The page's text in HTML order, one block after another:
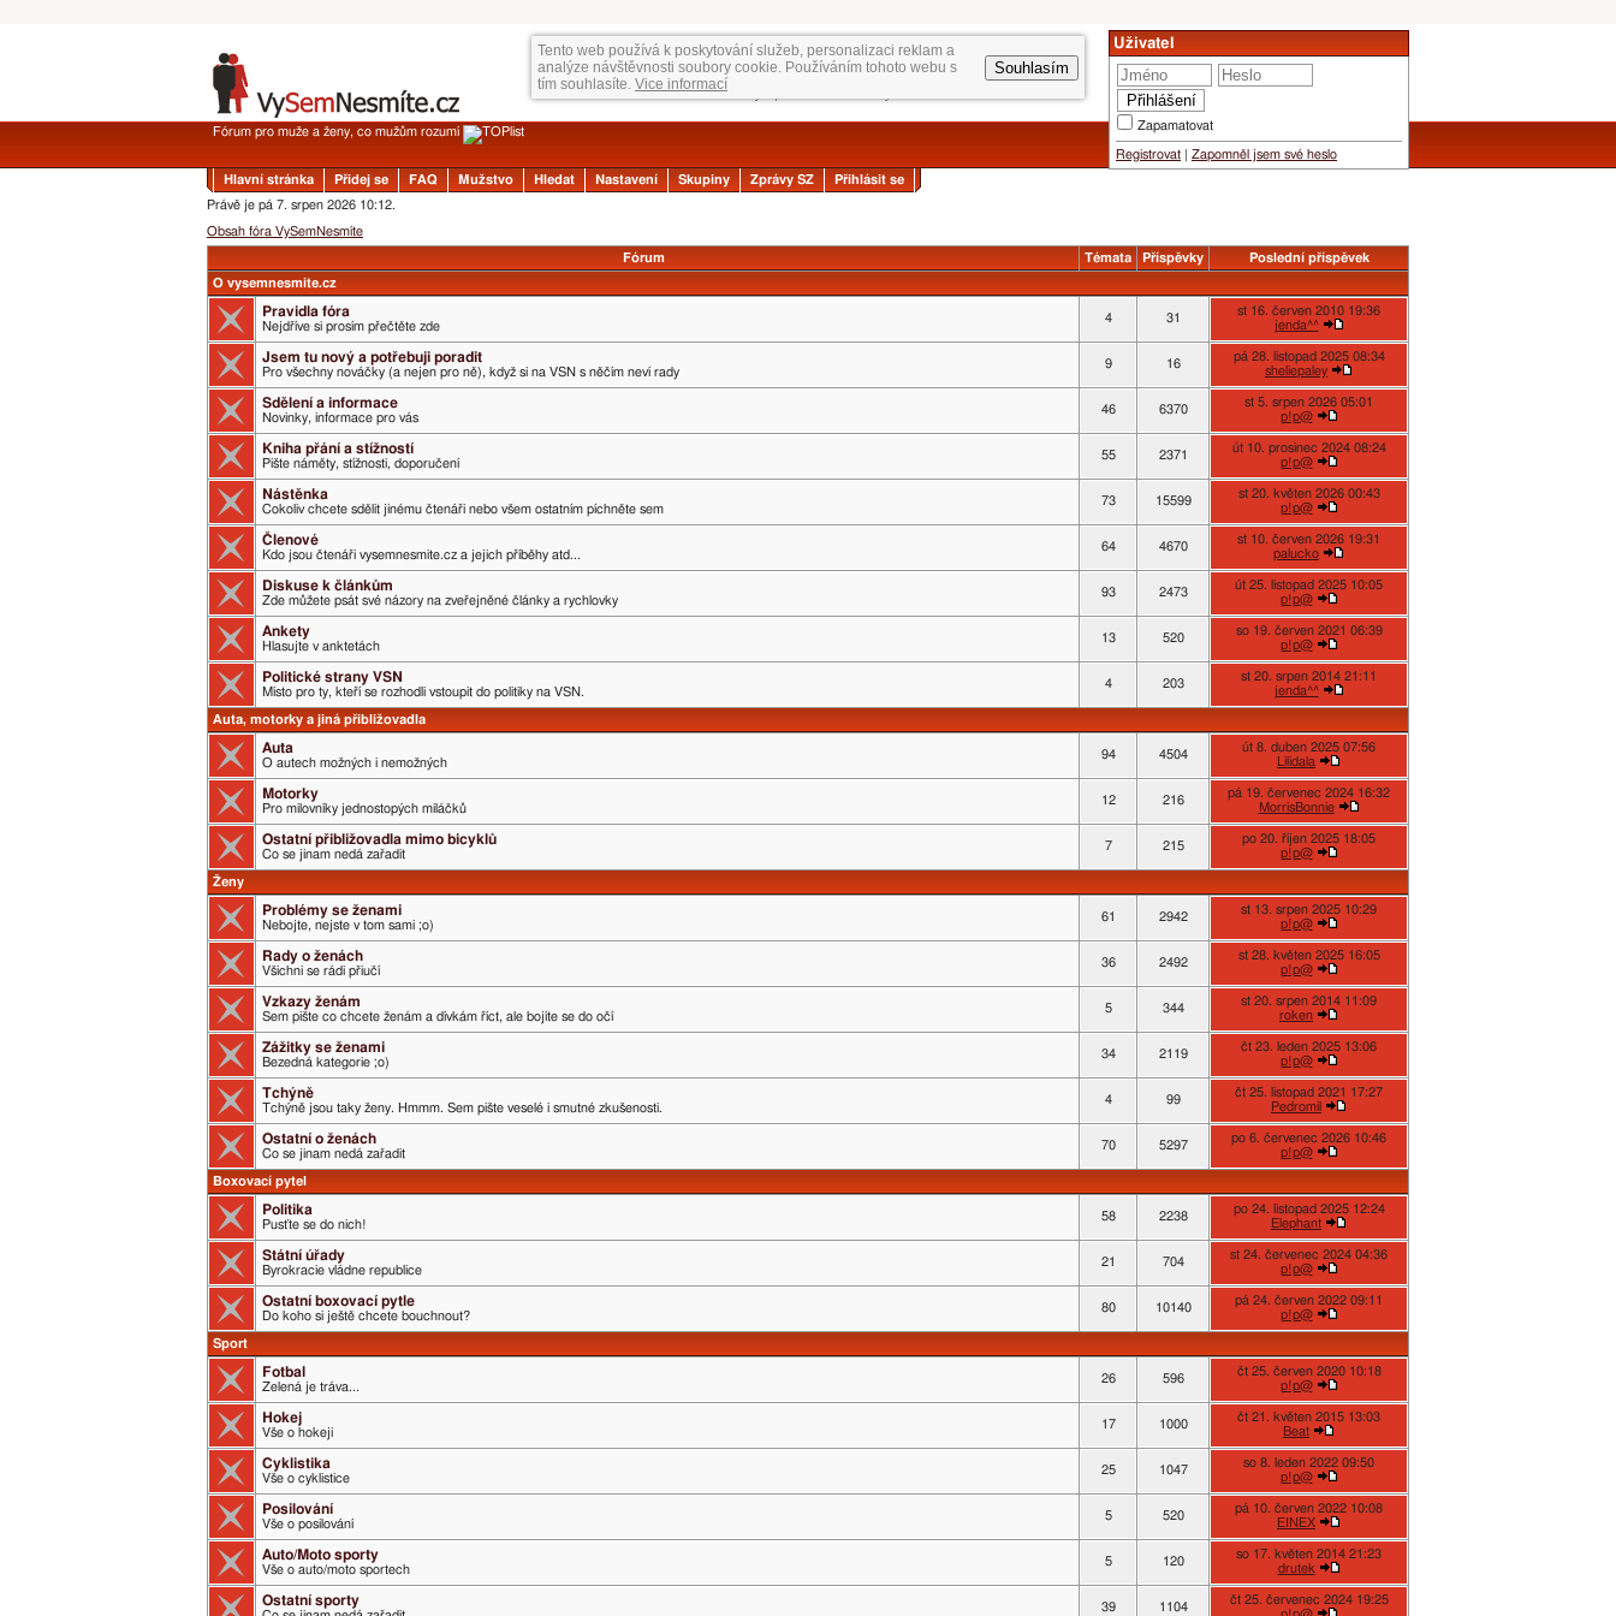
Tento web používá k poskytování služeb, personalizaci reklam a
analýze návštěvnosti soubory cookie. Používáním tohoto webu s
tím souhlasíte. Vice informací
Souhlasím
Uživatel
Zapamatovat
Registrovat Zapomněl jsem své heslo
Fórum pro muže a ženy, co mužům rozumí
Hlavní stránka Přidej se FAQ Mužstvo Hledat Nastavení Skupiny Zprávy SZ
Přihlásit se
Právě je pá 7. srpen 2026 10:12.
Obsah fóra VySemNesmíte
Fórum
Témata Příspěvky
Poslední příspěvek
O vysemnesmite.cz
Pravidla fóra
Nejdříve si prosím přečtěte zde
4 31
st 16. červen 2010 19:36
jenda^^
Jsem tu nový a potřebuji poradit
Pro všechny nováčky (a nejen pro ně), když si na VSN s něčím neví rady
9 16
pá 28. listopad 2025 08:34
sheliepaley
Sdělení a informace
Novinky, informace pro vás
46 6370
st 5. srpen 2026 05:01
p!p@
Kniha přání a stížností
Pište náměty, stížnosti, doporučení
55 2371
út 10. prosinec 2024 08:24
p!p@
Nástěnka
Cokoliv chcete sdělit jinému čtenáři nebo všem ostatním píchněte sem
73 15599
st 20. květen 2026 00:43
p!p@
Členové
Kdo jsou čtenáři vysemnesmite.cz a jejich příběhy atd...
64 4670
st 10. červen 2026 19:31
palucko
Diskuse k článkům
Zde můžete psát své názory na zveřejněné články a rychlovky
93 2473
út 25. listopad 2025 10:05
p!p@
Ankety
Hlasujte v anktetách
13 520
so 19. červen 2021 06:39
p!p@
Politické strany VSN
Místo pro ty, kteří se rozhodli vstoupit do politiky na VSN.
4 203
st 20. srpen 2014 21:11
jenda^^
Auta, motorky a jiná přibližovadla
Auta
O autech možných i nemožných
94 4504
út 8. duben 2025 07:56
Lilidala
Motorky
Pro milovníky jednostopých miláčků
12 216
pá 19. červenec 2024 16:32
MorrisBonnie
Ostatní přibližovadla mimo bicyklů
Co se jinam nedá zařadit
7 215
po 20. říjen 2025 18:05
p!p@
Ženy
Problémy se ženami
Nebojte, nejste v tom sami ;o)
61 2942
st 13. srpen 2025 10:29
p!p@
Rady o ženách
Všichni se rádi přiučí
36 2492
st 28. květen 2025 16:05
p!p@
Vzkazy ženám
Sem pište co chcete ženám a dívkám říct, ale bojíte se do očí
5 344
st 20. srpen 2014 11:09
roken
Zážitky se ženami
Bezedná kategorie ;o)
34 2119
čt 23. leden 2025 13:06
p!p@
Tchýně
Tchýně jsou taky ženy. Hmmm. Sem pište veselé i smutné zkušenosti.
4 99
čt 25. listopad 2021 17:27
Pedromil
Ostatní o ženách
Co se jinam nedá zařadit
70 5297
po 6. červenec 2026 10:46
p!p@
Boxovací pytel
Politika
Pusťte se do nich!
58 2238
po 24. listopad 2025 12:24
Elephant
Státní úřady
Byrokracie vládne republice
21 704
st 24. červenec 2024 04:36
p!p@
Ostatní boxovací pytle
Do koho si ještě chcete bouchnout?
80 10140
pá 24. červen 2022 09:11
p!p@
Sport
Fotbal
Zelená je tráva...
26 596
čt 25. červen 2020 10:18
p!p@
Hokej
Vše o hokeji
17 1000
čt 21. květen 2015 13:03
Beat
Cyklistika
Vše o cyklistice
25 1047
so 8. leden 2022 09:50
p!p@
Posilování
Vše o posilování
5 520
pá 10. červen 2022 10:08
EINEX
Auto/Moto sporty
Vše o auto/moto sportech
5 120
so 17. květen 2014 21:23
drutek
Ostatní sporty 39 1104
čt 25. červenec 2024 19:25